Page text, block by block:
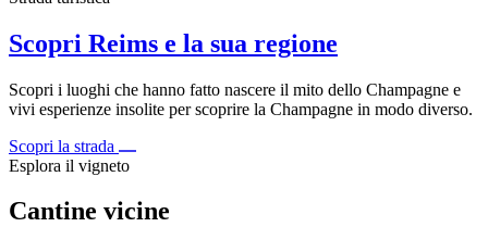
Scopri Reims e la sua regione
Scopri i luoghi che hanno fatto nascere il mito dello Champagne e
vivi esperienze insolite per scoprire la Champagne in modo diverso.
Scopri la strada
Esplora il vigneto
Cantine vicine